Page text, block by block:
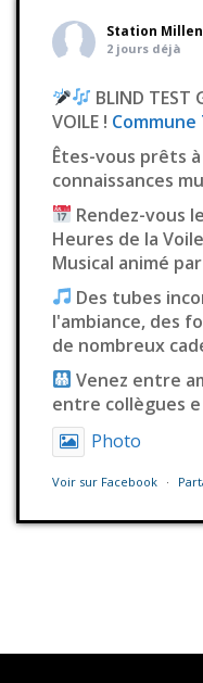
Station
2 jours déjà
BLIND TEST
VOILE !
Êtes-vous prêts
connaissances
Rendez-vous
Heures de la
Musical animé
Des tubes
l'ambiance, des
de nombreux
Venez entre
entre collègues e
Photo
Voir sur Facebook ·